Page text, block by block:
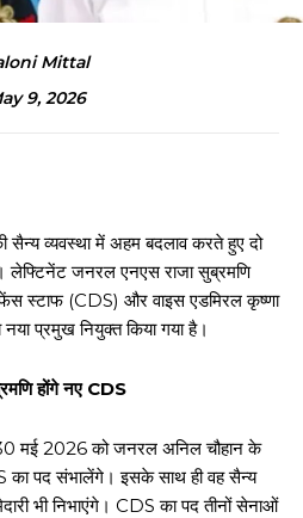
Mittal
9, 2026
सैन्य व्यवस्था में अहम बदलाव करते हुए दो
लेफ्टिनेंट जनरल एनएस राजा सुब्रमणि
स्टाफ (CDS) और वाइस एडमिरल कृष्णा
नया प्रमुख नियुक्त किया गया है।
होंगे नए CDS
मई 2026 को जनरल अनिल चौहान के
का पद संभालेंगे। इसके साथ ही वह सैन्य
भी निभाएंगे। CDS का पद तीनों सेनाओं